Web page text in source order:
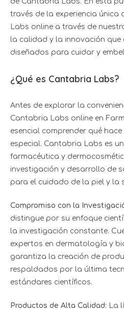
través de la experiencia única
Labs online a través de
la calidad y la innovación que
diseñados para cuidar y
¿Qué es Cantabria Labs?
Antes de explorar la
Cantabria Labs online en
esencial comprender qué
especial. Cantabria Labs es
farmacéutica y
investigación y desarrollo de
para el cuidado de la piel y la
Compromiso con la
distingue por su enfoque
la investigación constante.
expertos en dermatología y
garantiza la creación de
respaldados por la última
estándares científicos.
Productos de Alta Calidad: La